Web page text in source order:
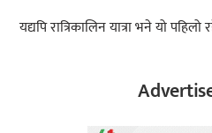
यद्यपि रात्रिकालिन यात्रा भने यो